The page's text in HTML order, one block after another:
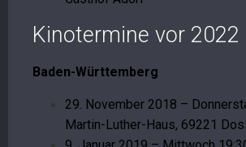
Kinotermine vor 2022
Baden-Württemberg
29. November 2018 –
Martin-Luther-Haus, 69221